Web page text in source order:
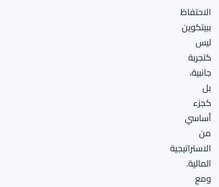
الاحتفاظ
ببيتكوين
ليس
كتجربة
جانبية،
بل
كجزء
أساسي
من
الاستراتيجية
المالية.
ومع